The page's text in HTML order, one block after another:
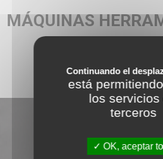
Continuando el
está
los servicios
terceros
OK, aceptar
MÁQUINAS
HORNO
NUEVAS